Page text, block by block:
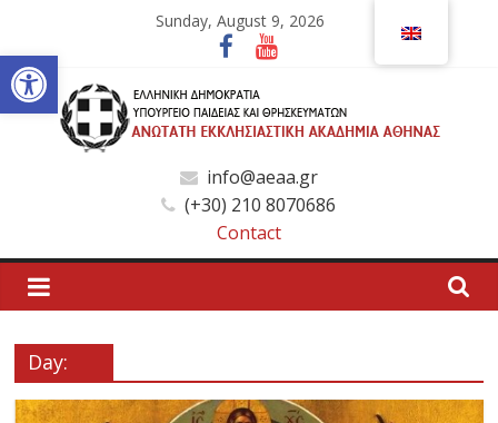
Open toolbar
content
Sunday, August 9, 2026
Ανώτατη
Εκκλησιαστική
Ακαδημία
Αθηνών
Ανώτατη
info@aeaa.gr
(+30) 210 8070686
Contact
Day: